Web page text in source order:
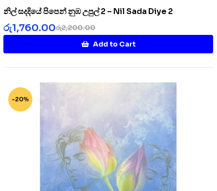
නිල් සදදියේ පිපෙන් නුඹ උපුල් 2 – Nil Sada Diye 2
රු2,200.00
රු1,760.00
Add to Cart
-20%